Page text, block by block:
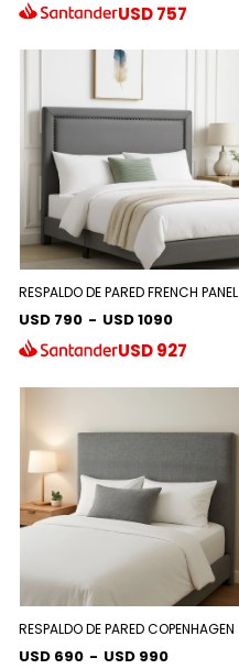
USD757
RESPALDO DE PARED FRENCH PANEL
USD 790 - USD 1090
USD927
RESPALDO DE PARED COPENHAGEN
USD 690 - USD 990